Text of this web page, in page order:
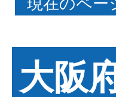
大阪